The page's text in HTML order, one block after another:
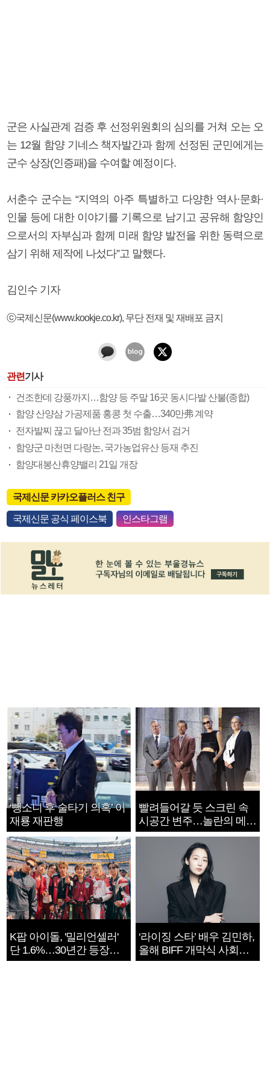
군은 사실관계 검증 후 선정위원회의 심의를 거쳐 오는 오
는 12월 함양 기네스 책자발간과 함께 선정된 군민에게는
군수 상장(인증패)을 수여할 예정이다.
서춘수 군수는 “지역의 아주 특별하고 다양한 역사·문화·
인물 등에 대한 이야기를 기록으로 남기고 공유해 함양인
으로서의 자부심과 함께 미래 함양 발전을 위한 동력으로
삼기 위해 제작에 나섰다”고 말했다.
김인수 기자
ⓒ국제신문(www.kookje.co.kr), 무단 전재 및 재배포 금지
관련기사
건조한데 강풍까지…함양 등 주말 16곳 동시다발 산불(종합)
함양 산양삼 가공제품 홍콩 첫 수출…340만弗 계약
전자발찌 끊고 달아난 전과 35범 함양서 검거
함양군 마천면 다랑논, 국가농업유산 등재 추진
함양대봉산휴양밸리 21일 개장
국제신문 카카오플러스 친구
국제신문 공식 페이스북 인스타그램
‘뺑소니 후 술타기 의혹’ 이
재룡 재판행
빨려들어갈 듯 스크린 속
시공간 변주…놀란의 메시
지는 ‘전쟁 속죄’
K팝 아이돌, '밀리언셀러'
단 1.6%…30년간 등장
1182개팀 전수조사
‘라이징 스타’ 배우 김민하,
올해 BIFF 개막식 사회자
확정